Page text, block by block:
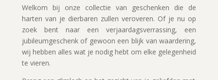
Welkom bij onze collectie van geschenken die de
harten van je dierbaren zullen veroveren. Of je nu op
zoek bent naar een verjaardagsverrassing, een
jubileumgeschenk of gewoon een blijk van waardering,
wij hebben alles wat je nodig hebt om elke gelegenheid
te vieren.